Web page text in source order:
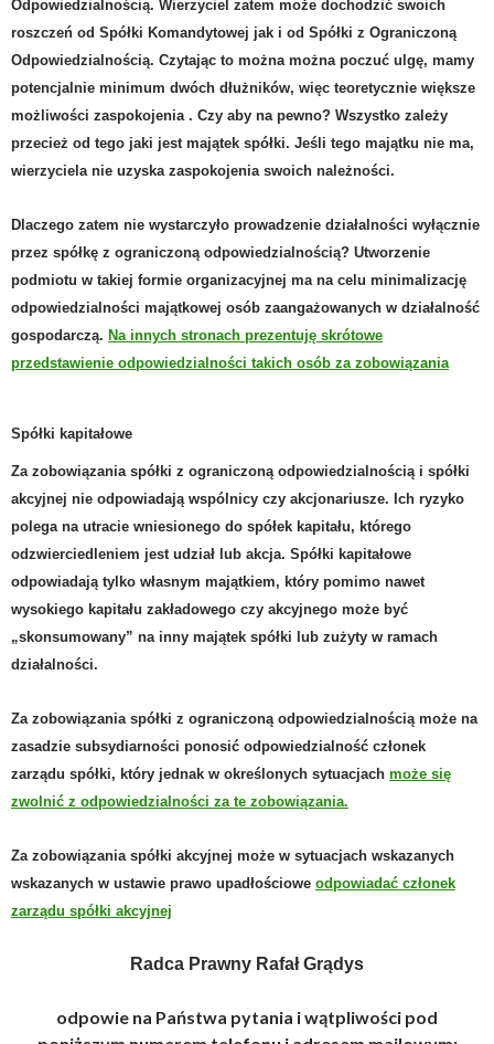
Odpowiedzialnością. Wierzyciel zatem może dochodzić swoich
roszczeń od Spółki Komandytowej jak i od Spółki z Ograniczoną
Odpowiedzialnością. Czytając to można można poczuć ulgę, mamy
potencjalnie minimum dwóch dłużników, więc teoretycznie większe
możliwości zaspokojenia . Czy aby na pewno? Wszystko zależy
przecież od tego jaki jest majątek spółki. Jeśli tego majątku nie ma,
wierzyciela nie uzyska zaspokojenia swoich należności.
Dlaczego zatem nie wystarczyło prowadzenie działalności wyłącznie
przez spółkę z ograniczoną odpowiedzialnością? Utworzenie
podmiotu w takiej formie organizacyjnej ma na celu minimalizację
odpowiedzialności majątkowej osób zaangażowanych w działalność
gospodarczą. Na innych stronach prezentuję skrótowe
przedstawienie odpowiedzialności takich osób za zobowiązania
Spółki kapitałowe
Za zobowiązania spółki z ograniczoną odpowiedzialnością i spółki
akcyjnej nie odpowiadają wspólnicy czy akcjonariusze. Ich ryzyko
polega na utracie wniesionego do spółek kapitału, którego
odzwierciedleniem jest udział lub akcja. Spółki kapitałowe
odpowiadają tylko własnym majątkiem, który pomimo nawet
wysokiego kapitału zakładowego czy akcyjnego może być
„skonsumowany” na inny majątek spółki lub zużyty w ramach
działalności.
Za zobowiązania spółki z ograniczoną odpowiedzialnością może na
zasadzie subsydiarności ponosić odpowiedzialność członek
zarządu spółki, który jednak w określonych sytuacjach może się
zwolnić z odpowiedzialności za te zobowiązania.
Za zobowiązania spółki akcyjnej może w sytuacjach wskazanych
wskazanych w ustawie prawo upadłościowe odpowiadać członek
zarządu spółki akcyjnej
Radca Prawny Rafał Grądys
odpowie na Państwa pytania i wątpliwości pod